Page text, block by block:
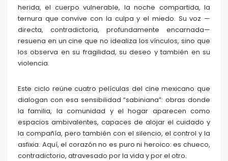
herida, el cuerpo vulnerable, la noche compartida, la
ternura que convive con la culpa y el miedo. Su voz —
directa, contradictoria, profundamente encarnada—
resuena en un cine que no idealiza los vínculos, sino que
los observa en su fragilidad, su deseo y también en su
violencia.
Este ciclo reúne cuatro películas del cine mexicano que
dialogan con esa sensibilidad “sabiniana”: obras donde
la familia, la comunidad y el hogar aparecen como
espacios ambivalentes, capaces de alojar el cuidado y
la compañía, pero también con el silencio, el control y la
asfixia. Aquí, el corazón no es puro ni heroico: es chueco,
contradictorio, atravesado por la vida y por el otro.